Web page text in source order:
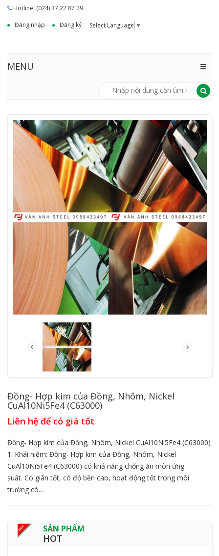
Hotline: (024) 37 22 87 29
Đăng nhập
Đăng ký Select Language ▼
MENU
Đồng- Hợp kim của Đồng, Nhôm, Nickel
CuAl10Ni5Fe4 (C63000)
Liên hệ để có giá tốt
Đồng- Hợp kim của Đồng, Nhôm, Nickel CuAl10Ni5Fe4 (C63000)
1. Khái niệm: Đồng- Hợp kim của Đồng, Nhôm, Nickel
CuAl10Ni5Fe4 (C63000) có khả năng chống ăn mòn ứng
suất. Co giãn tốt, có độ bền cao, hoạt động tốt trong môi
trường có...
SẢN PHẨM
HOT